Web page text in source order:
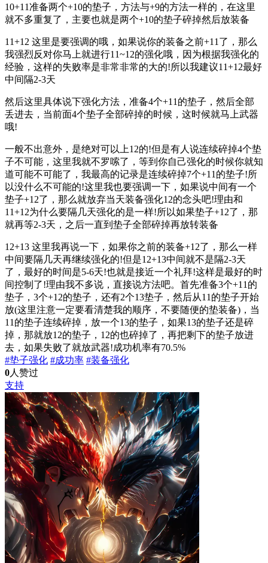
10+11准备两个+10的垫子，方法与+9的方法一样的，在这里
就不多重复了，主要也就是两个+10的垫子碎掉然后放装备
11+12 这里是要强调的哦，如果说你的装备之前+11了，那么
我强烈反对你马上就进行11~12的强化哦，因为根据我强化的
经验，这样的失败率是非常非常的大的!所以我建议11+12最好
中间隔2-3天
然后这里具体说下强化方法，准备4个+11的垫子，然后全部
丢进去，当前面4个垫子全部碎掉的时候，这时候就马上武器
哦!
一般不出意外，是绝对可以上12的!但是有人说连续碎掉4个垫
子不可能，这里我就不罗嗦了，等到你自己强化的时候你就知
道可能不可能了，我最高的记录是连续碎掉7个+11的垫子!所
以没什么不可能的!这里我也要强调一下，如果说中间有一个
垫子+12了，那么就放弃当天装备强化12的念头吧!理由和
11+12为什么要隔几天强化的是一样!所以如果垫子+12了，那
就再等2-3天，之后一直到垫子全部碎掉再放转装备
12+13 这里我再说一下，如果你之前的装备+12了，那么一样
中间要隔几天再继续强化的!但是12+13中间就不是隔2-3天
了，最好的时间是5-6天!也就是接近一个礼拜!这样是最好的时
间控制了!理由我不多说，直接说方法吧。首先准备3个+11的
垫子，3个+12的垫子，还有2个13垫子，然后从11的垫子开始
放(这里注意一定要看清楚我的顺序，不要随便的垫装备)，当
11的垫子连续碎掉，放一个13的垫子，如果13的垫子还是碎
掉，那就放12的垫子，12的也碎掉了，再把剩下的垫子放进
去，如果失败了就放武器!成功机率有70.5%
#垫子强化 #成功率 #装备强化
0人赞过
支持